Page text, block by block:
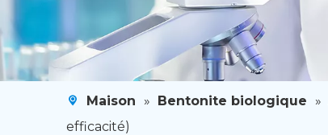
Maison » Bentonite biologique »
efficacité)